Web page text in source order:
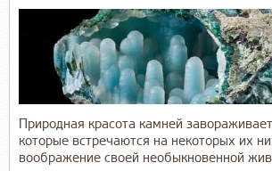
Природная красота камней
которые встречаются на некоторых их
воображение своей необыкновенной